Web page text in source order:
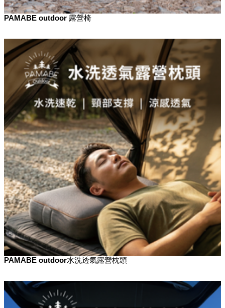
PAMABE outdoor 露營椅
PAMABE outdoor水洗透氣露營枕頭